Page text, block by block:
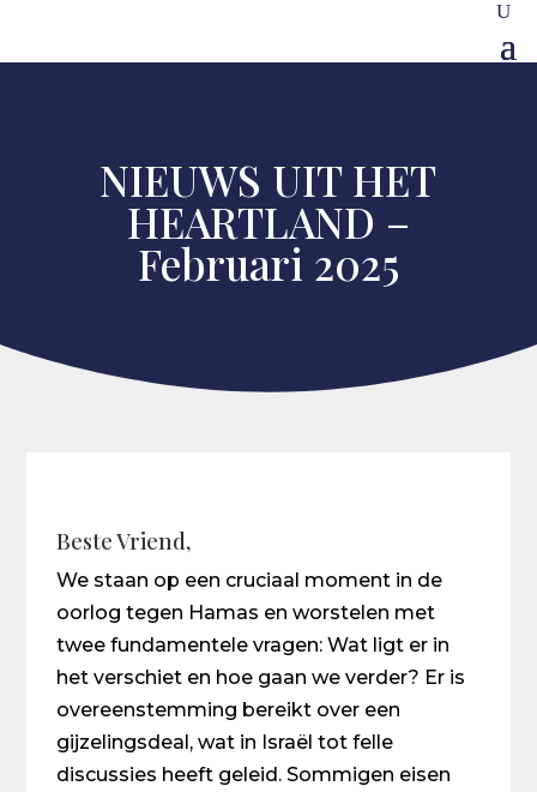
NIEUWS UIT HET
HEARTLAND –
Februari 2025
Beste Vriend,
We staan op een cruciaal moment in de
oorlog tegen Hamas en worstelen met
twee fundamentele vragen: Wat ligt er in
het verschiet en hoe gaan we verder? Er is
overeenstemming bereikt over een
gijzelingsdeal, wat in Israël tot felle
discussies heeft geleid. Sommigen eisen